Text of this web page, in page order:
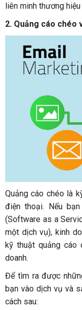
liên minh thương
2. Quảng cáo chéo
Quảng cáo chéo là
điện thoại. Nếu
(Software as a
một dịch vụ), kinh
kỹ thuật quảng cáo
doanh.
Để tìm ra được
bạn vào dịch vụ và
cách sau: